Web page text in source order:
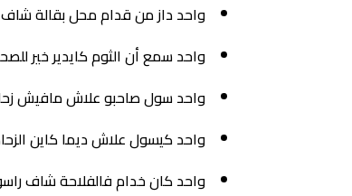
واحد داز من قدام محل بقالة شاف
واحد سمع أن الثوم كايدير خير
واحد سول صاحبو علاش مافيش
واحد كيسول علاش ديما كاين
واحد كان خدام فالفلاحة شاف